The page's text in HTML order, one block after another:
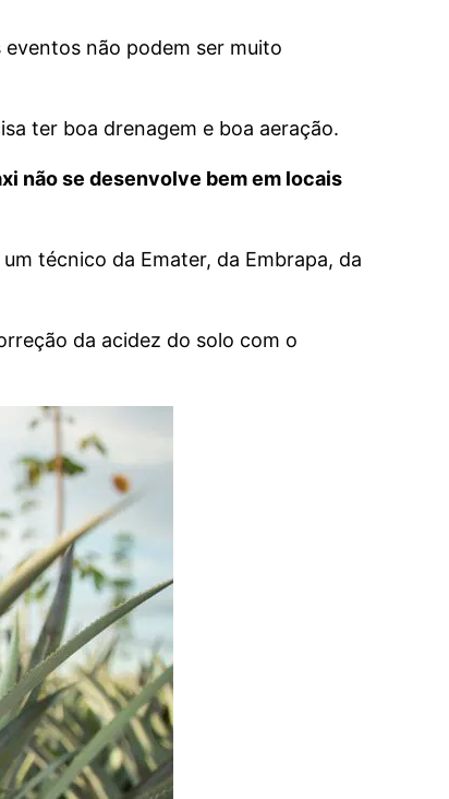
não podem ser muito
ter boa drenagem e boa aeração.
não se desenvolve bem em locais
técnico da Emater, da Embrapa, da
da acidez do solo com o